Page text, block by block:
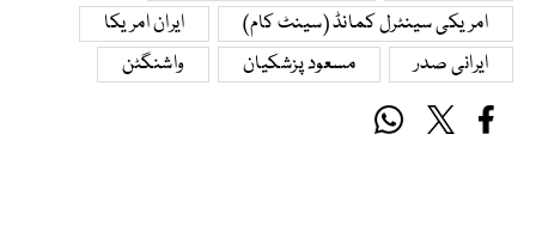
امریکی سینٹرل کمانڈ (سینٹ کام)
ایران امریکا
ایرانی صدر
مسعود پزشکیان واشنگٹن